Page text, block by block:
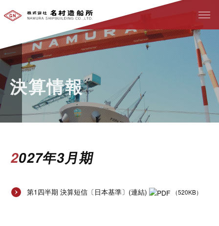
決算情報
2027年3月期
第1四半期 決算短信〔日本基準〕(連結) （520KB）